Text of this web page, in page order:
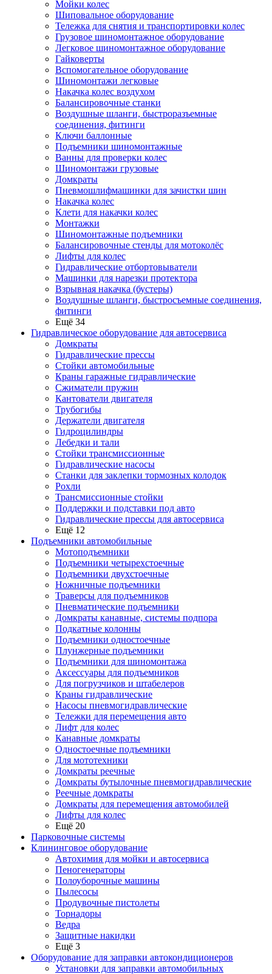
Мойки колес
Шиповальное оборудование
Тележка для снятия и транспортировки колес
Грузовое шиномонтажное оборудование
Легковое шиномонтажное оборудование
Гайковерты
Вспомогательное оборудование
Шиномонтажи легковые
Накачка колес воздухом
Балансировочные станки
Воздушные шланги, быстроразъемные
соединения, фитинги
Ключи баллонные
Подъемники шиномонтажные
Ванны для проверки колес
Шиномонтажи грузовые
Домкраты
Пневмошлифмашинки для зачистки шин
Накачка колес
Клети для накачки колес
Монтажки
Шиномонтажные подъемники
Балансировочные стенды для мотоколёс
Лифты для колес
Гидравлические отбортовыватели
Машинки для нарезки протектора
Взрывная накачка (бустеры)
Воздушные шланги, быстросъемные соединения,
фитинги
Ещё 34
Гидравлическое оборудование для автосервиса
Домкраты
Гидравлические прессы
Стойки автомобильные
Краны гаражные гидравлические
Сжиматели пружин
Кантователи двигателя
Трубогибы
Держатели двигателя
Гидроцилиндры
Лебедки и тали
Стойки трансмиссионные
Гидравлические насосы
Cтанки для заклепки тормозных колодок
Рохли
Трансмиссионные стойки
Поддержки и подставки под авто
Гидравлические прессы для автосервиса
Ещё 12
Подъемники автомобильные
Мотоподъемники
Подъемники четырехстоечные
Подъемники двухстоечные
Ножничные подъемники
Траверсы для подъемников
Пневматические подъемники
Домкраты канавные, системы подпора
Подкатные колонны
Подъемники одностоечные
Плунжерные подъемники
Подъемники для шиномонтажа
Аксессуары для подъемников
Для погрузчиков и штабелеров
Краны гидравлические
Насосы пневмогидравлические
Тележки для перемещения авто
Лифт для колес
Канавные домкраты
Одностоечные подъемники
Для мототехники
Домкраты реечные
Домкраты бутылочные пневмогидравлические
Реечные домкраты
Домкраты для перемещения автомобилей
Лифты для колес
Ещё 20
Парковочные системы
Клининговое оборудование
Автохимия для мойки и автосервиса
Пеногенераторы
Полоуборочные машины
Пылесосы
Продувочные пистолеты
Торнадоры
Ведра
Защитные накидки
Ещё 3
Оборудование для заправки автокондиционеров
Установки для заправки автомобильных